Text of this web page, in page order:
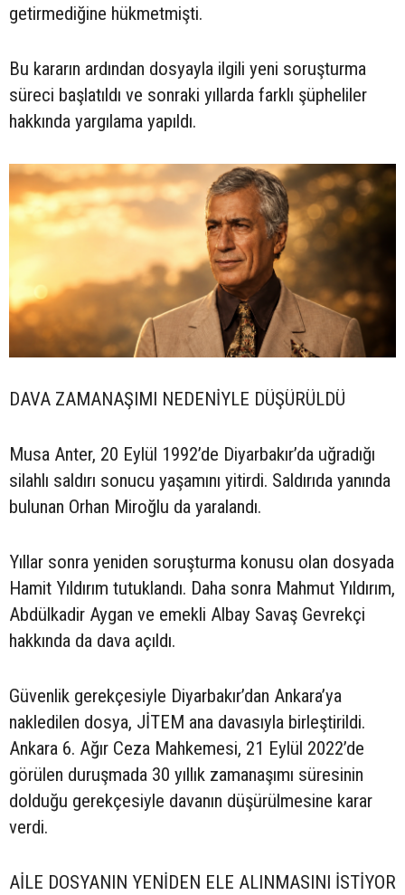
getirmediğine hükmetmişti.
Bu kararın ardından dosyayla ilgili yeni soruşturma
süreci başlatıldı ve sonraki yıllarda farklı şüpheliler
hakkında yargılama yapıldı.
DAVA ZAMANAŞIMI NEDENİYLE DÜŞÜRÜLDÜ
Musa Anter, 20 Eylül 1992’de Diyarbakır’da uğradığı
silahlı saldırı sonucu yaşamını yitirdi. Saldırıda yanında
bulunan Orhan Miroğlu da yaralandı.
Yıllar sonra yeniden soruşturma konusu olan dosyada
Hamit Yıldırım tutuklandı. Daha sonra Mahmut Yıldırım,
Abdülkadir Aygan ve emekli Albay Savaş Gevrekçi
hakkında da dava açıldı.
Güvenlik gerekçesiyle Diyarbakır’dan Ankara’ya
nakledilen dosya, JİTEM ana davasıyla birleştirildi.
Ankara 6. Ağır Ceza Mahkemesi, 21 Eylül 2022’de
görülen duruşmada 30 yıllık zamanaşımı süresinin
dolduğu gerekçesiyle davanın düşürülmesine karar
verdi.
AİLE DOSYANIN YENİDEN ELE ALINMASINI İSTİYOR